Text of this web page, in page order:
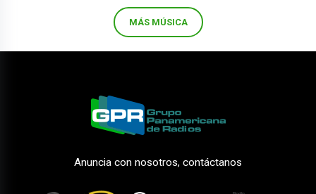
MÁS MÚSICA
Anuncia con nosotros, contáctanos